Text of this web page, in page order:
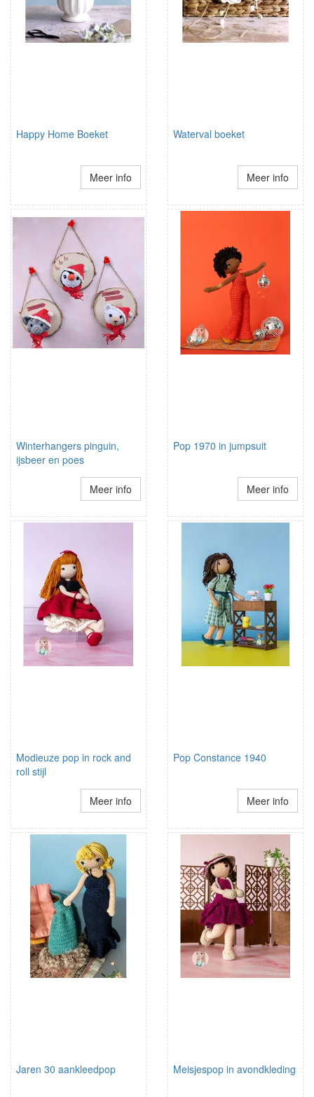
Happy Home Boeket
Meer info
Waterval boeket
Meer info
Winterhangers pinguin,
ijsbeer en poes
Meer info
Pop 1970 in jumpsuit
Meer info
Modieuze pop in rock and
roll stijl
Meer info
Pop Constance 1940
Meer info
Jaren 30 aankleedpop Meisjespop in avondkleding